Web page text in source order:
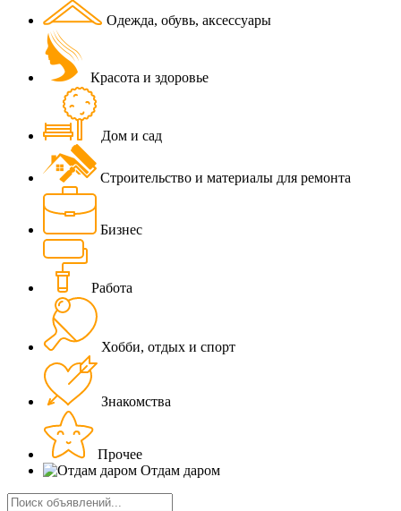
Одежда, обувь, аксессуары
Красота и здоровье
Дом и сад
Строительство и материалы для ремонта
Бизнес
Работа
Хобби, отдых и спорт
Знакомства
Прочее
Отдам даром